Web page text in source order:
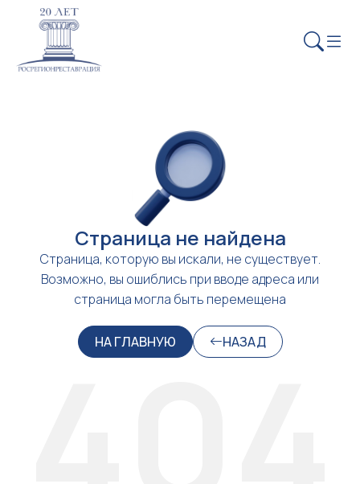
Страница не найдена
Страница, которую вы искали, не существует.
Возможно, вы ошиблись при вводе адреса или
страница могла быть перемещена
НА ГЛАВНУЮ НАЗАД